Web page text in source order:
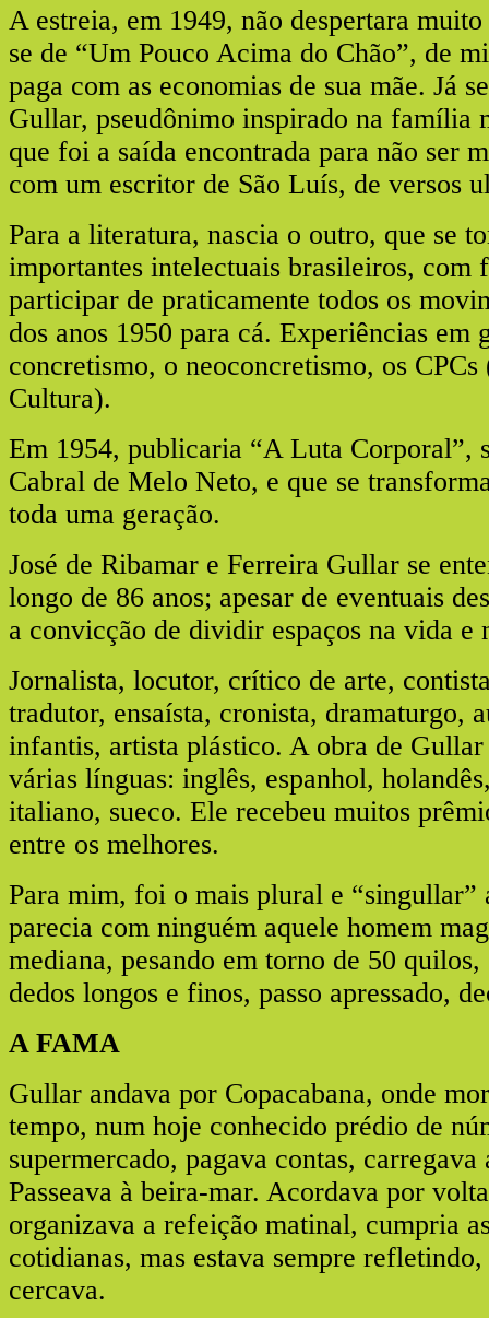
A estreia, em 1949, não despertara
se de “Um Pouco Acima do Chão”, de
paga com as economias de sua mãe. Já
Gullar, pseudônimo inspirado na família
que foi a saída encontrada para não ser
com um escritor de São Luís, de versos
Para a literatura, nascia o outro, que se
importantes intelectuais brasileiros, com
participar de praticamente todos os
dos anos 1950 para cá. Experiências em
concretismo, o neoconcretismo, os
Cultura).
Em 1954, publicaria “A Luta Corporal”,
Cabral de Melo Neto, e que se
toda uma geração.
José de Ribamar e Ferreira Gullar se
longo de 86 anos; apesar de eventuais
a convicção de dividir espaços na vida e
Jornalista, locutor, crítico de arte,
tradutor, ensaísta, cronista, dramaturgo,
infantis, artista plástico. A obra de
várias línguas: inglês, espanhol,
italiano, sueco. Ele recebeu muitos
entre os melhores.
Para mim, foi o mais plural e “singullar”
parecia com ninguém aquele homem
mediana, pesando em torno de 50
dedos longos e finos, passo apressado,
A FAMA
Gullar andava por Copacabana, onde
tempo, num hoje conhecido prédio de
supermercado, pagava contas, carregava
Passeava à beira-mar. Acordava por
organizava a refeição matinal, cumpria
cotidianas, mas estava sempre
cercava.